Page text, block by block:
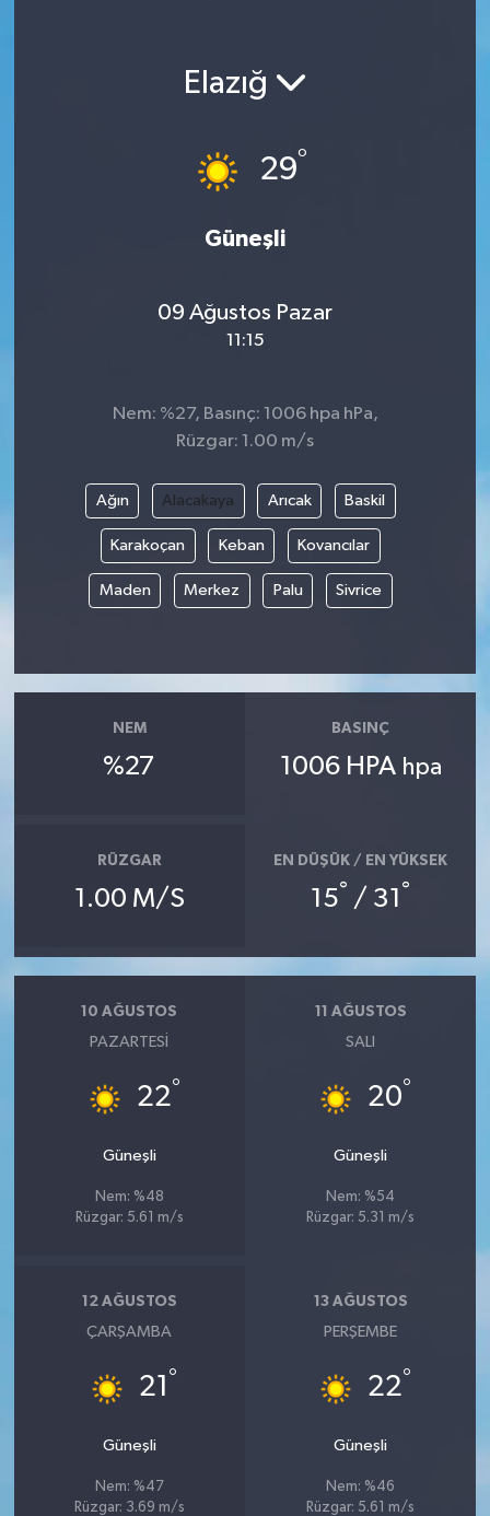
Elazığ
29°
Güneşli
09 Ağustos Pazar
11:15
Nem: %27, Basınç: 1006 hpa hPa,
Rüzgar: 1.00 m/s
Ağın Alacakaya Arıcak Baskil
Karakoçan Keban Kovancılar
Maden Merkez Palu Sivrice
NEM
%27
BASINÇ
1006 HPA hpa
RÜZGAR
1.00 M/S
EN DÜŞÜK / EN YÜKSEK
15° / 31 °
10 AĞUSTOS
PAZARTESI
22°
Güneşli
Nem: %48
Rüzgar: 5.61 m/s
11 AĞUSTOS
SALI
20°
Güneşli
Nem: %54
Rüzgar: 5.31 m/s
12 AĞUSTOS
ÇARŞAMBA
21 °
Güneşli
Nem: %47
Rüzgar: 3.69 m/s
13 AĞUSTOS
PERŞEMBE
22°
Güneşli
Nem: %46
Rüzgar: 5.61 m/s